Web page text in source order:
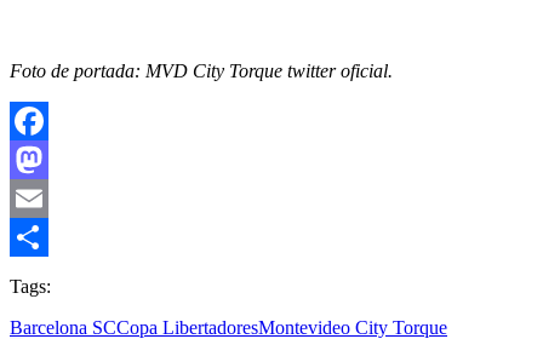
Foto de portada: MVD City Torque twitter oficial.
Facebook
Mastodon
Email
Compartir
Tags:
Barcelona SCCopa LibertadoresMontevideo City Torque